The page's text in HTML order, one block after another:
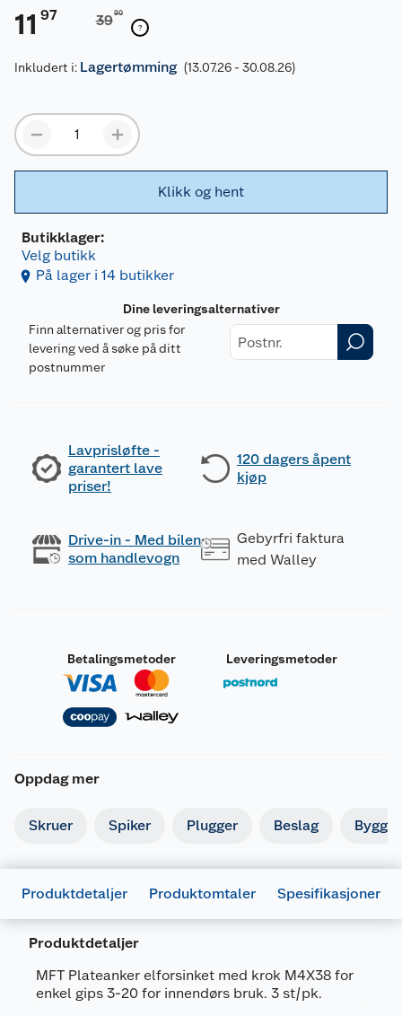
11 97 3990
Inkludert i: Lagertømming (13.07.26 - 30.08.26)
Klikk og hent
Butikklager:
Velg butikk
På lager i 14 butikker
Dine leveringsalternativer
Finn alternativer og pris for
levering ved å søke på ditt
postnummer
Lavprisløfte -
garantert lave
priser!
120 dagers åpent
kjøp
Drive-in - Med bilen
som handlevogn
Gebyrfri faktura
med Walley
Betalingsmetoder Leveringsmetoder
Oppdag mer
Skruer Spiker Plugger Beslag
Produktdetaljer Produktomtaler Spesifikasjoner
Produktdetaljer
MFT Plateanker elforsinket med krok M4X38 for
enkel gips 3-20 for innendørs bruk. 3 st/pk.